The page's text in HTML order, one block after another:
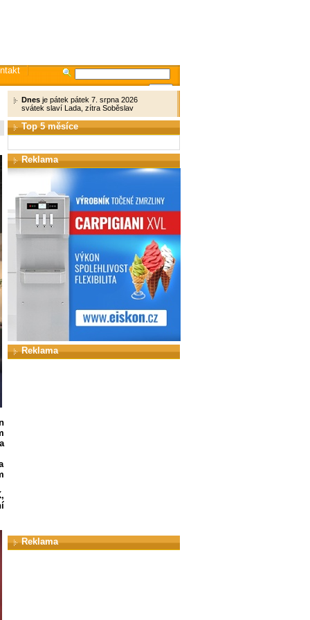
Dnesje pátek pátek 7. srpna 2026
svátek slaví Lada, zítra Soběslav
Top 5 měsíce
Reklama
Reklama
Reklama